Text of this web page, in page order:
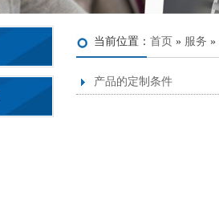
当前位置： 首页 » 服务 »
产品的定制条件